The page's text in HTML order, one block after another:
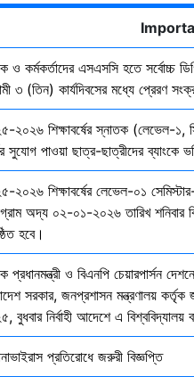
ও কর্মকর্তাদের এসএসসি হতে সর্বোচ্চ
৩ (তিন) কার্যদিবসের মধ্যে প্রেরণ
২০২৬ শিক্ষাবর্ষের স্নাতক (লেভেল-১,
সুযোগ পাওয়া ছাত্র-ছাত্রীদের ব্যাংকে
২০২৬ শিক্ষাবর্ষের লেভেল-০১
অদ্য ০২-০১-২০২৬ তারিখ শনিবার
হবে।
প্রধানমন্ত্রী ও বিএনপি চেয়ারপার্সন
সরকার, জনপ্রশাসন মন্ত্রণালয়
বুধবার নির্বাহী আদেশে এ বিশ্ববিদ্যালয়
প্রতিরোধে জরুরী বিজ্ঞপ্তি